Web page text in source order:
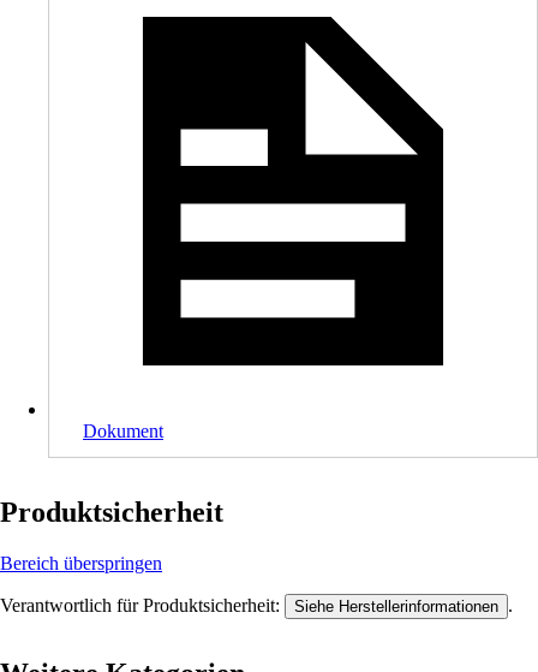
Dokument
Produktsicherheit
Bereich überspringen
Verantwortlich für Produktsicherheit: Siehe Herstellerinformationen .